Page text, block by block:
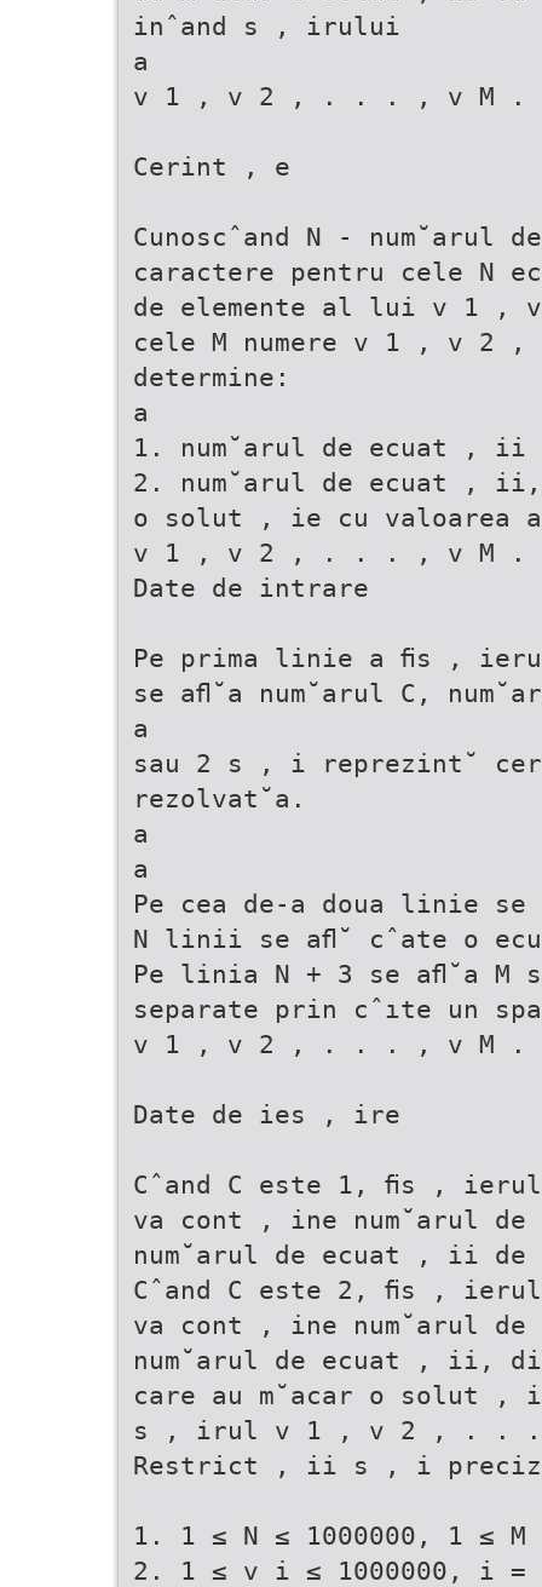
inˆand s , irului
a
v 1 , v 2 , . . . , v M .
Cerint , e
Cunoscˆand N -
caractere pentru cele N
de elemente al lui v 1
cele M numere v 1 , v
determine:
a
1. num˘arul de ecuat , ii
2. num˘arul de ecuat ,
o solut , ie cu valoarea
v 1 , v 2 , . . . , v M .
Date de intrare
Pe prima linie a ﬁs ,
se aﬂ˘a num˘arul C,
a
sau 2 s , i reprezint˘
rezolvat˘a.
a
a
Pe cea de-a doua linie se
N linii se aﬂ˘ cˆate o
Pe linia N + 3 se aﬂ˘a
separate prin cˆıte un
v 1 , v 2 , . . . , v M .
Date de ies , ire
Cˆand C este 1, ﬁs ,
va cont , ine num˘arul
num˘arul de ecuat , ii de
Cˆand C este 2, ﬁs ,
va cont , ine num˘arul
num˘arul de ecuat , ii,
care au m˘acar o solut ,
s , irul v 1 , v 2 , . . .
Restrict , ii s , i
1. 1 ≤ N ≤ 1000000, 1 ≤ M
2. 1 ≤ v i ≤ 1000000, i